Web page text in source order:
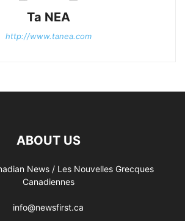
Ta NEA
http://www.tanea.com
ABOUT US
News / Les Nouvelles Grecques
Canadiennes
info@newsfirst.ca